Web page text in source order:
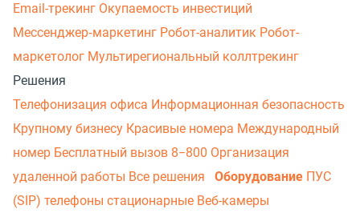
Email-трекинг Окупаемость инвестиций
Мессенджер‑маркетинг Робот-аналитик Робот-
маркетолог Мультирегиональный коллтрекинг
Решения
Телефонизация офиса Информационная безопасность
Крупному бизнесу Красивые номера Международный
номер Бесплатный вызов 8−800 Организация
удаленной работы Все решения Оборудование ПУС
(SIP) телефоны стационарные Веб-камеры